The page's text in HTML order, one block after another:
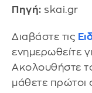
Πηγή: skai.gr
Διαβάστε τις
ενημερωθείτε
Ακολουθήστε
μάθετε πρώτοι